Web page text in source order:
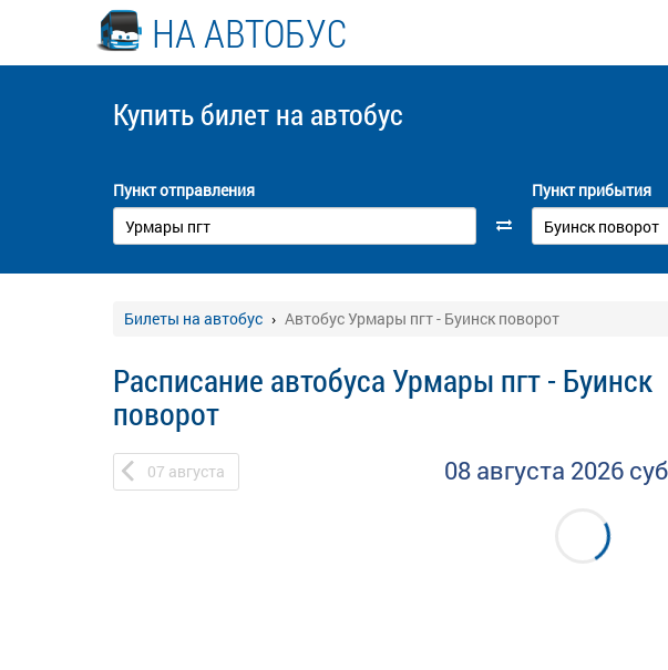
НА АВТОБУС
Купить билет на автобус
Пункт отправления Пункт прибытия
Билеты на автобус Автобус Урмары пгт - Буинск поворот
Расписание автобуса Урмары пгт - Буинск
поворот
07 августа 08 августа 2026